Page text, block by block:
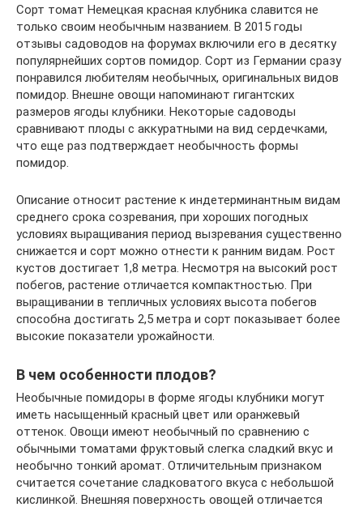
Сорт томат Немецкая красная клубника славится не
только своим необычным названием. В 2015 годы
отзывы садоводов на форумах включили его в десятку
популярнейших сортов помидор. Сорт из Германии сразу
понравился любителям необычных, оригинальных видов
помидор. Внешне овощи напоминают гигантских
размеров ягоды клубники. Некоторые садоводы
сравнивают плоды с аккуратными на вид сердечками,
что еще раз подтверждает необычность формы
помидор.
Описание относит растение к индетерминантным видам
среднего срока созревания, при хороших погодных
условиях выращивания период вызревания существенно
снижается и сорт можно отнести к ранним видам. Рост
кустов достигает 1,8 метра. Несмотря на высокий рост
побегов, растение отличается компактностью. При
выращивании в тепличных условиях высота побегов
способна достигать 2,5 метра и сорт показывает более
высокие показатели урожайности.
В чем особенности плодов?
Необычные помидоры в форме ягоды клубники могут
иметь насыщенный красный цвет или оранжевый
оттенок. Овощи имеют необычный по сравнению с
обычными томатами фруктовый слегка сладкий вкус и
необычно тонкий аромат. Отличительным признаком
считается сочетание сладковатого вкуса с небольшой
кислинкой. Внешняя поверхность овощей отличается